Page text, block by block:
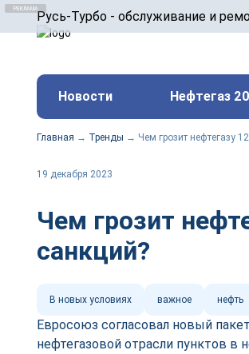
Русь-Турбо - обслуживание и
ООО «Русь-Турбо» занимается
оборудования ТЭС, зарубежных
и других предприятиях.
Реклама. ООО «Русь-Турбо», ИНН
erid: F7NfYUJCUneVdwPs4znf
Новости Нефтегаз
Главная → Тренды → Чем грозит нефтегазу
19 декабря 2023
Чем грозит
санкций?
В новых условиях важное нефть
Евросоюз согласовал новый
нефтегазовой отрасли пунктов